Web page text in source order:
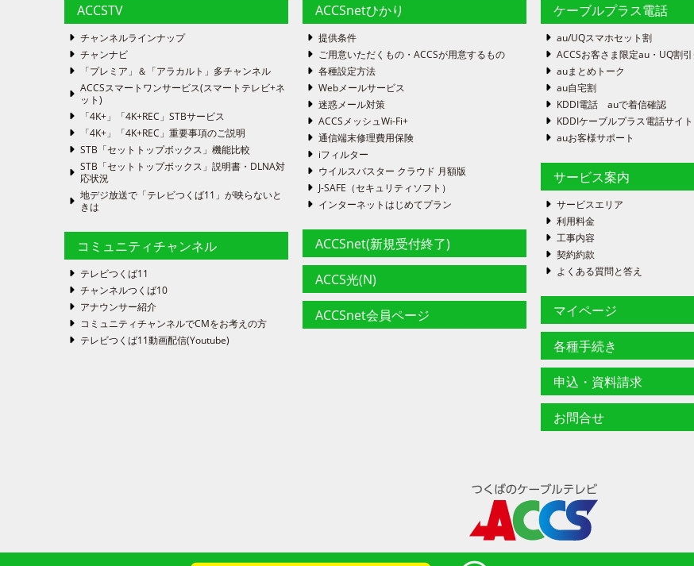
ACCSTV
チャンネルラインナップ
チャンナビ
「プレミア」＆「アラカルト」多チャンネル
ACCSスマートワンサービス(スマートテレビ+ネ
ット)
「4K+」「4K+REC」STBサービス
「4K+」「4K+REC」重要事項のご説明
STB「セットトップボックス」機能比較
STB「セットトップボックス」説明書・DLNA対
応状況
地デジ放送で「テレビつくば11」が映らないと
きは
コミュニティチャンネル
テレビつくば11
チャンネルつくば10
アナウンサー紹介
コミュニティチャンネルでCMをお考えの方
テレビつくば11動画配信(Youtube)
ACCSnetひかり
提供条件
ご用意いただくもの・ACCSが用意するもの
各種設定方法
Webメールサービス
迷惑メール対策
ACCSメッシュWi-Fi+
通信端末修理費用保険
iフィルター
ウイルスバスター クラウド 月額版
J-SAFE（セキュリティソフト）
インターネットはじめてプラン
ACCSnet(新規受付終了)
ACCS光(N)
ACCSnet会員ページ
ケーブルプラス電話
au/UQスマホセット割
ACCSお客さま限定au・UQ割
auまとめトーク
au自宅割
KDDI電話 auで着信確認
KDDIケーブルプラス電話サイト
auお客様サポート
サービス案内
サービスエリア
利用料金
工事内容
契約約款
よくある質問と答え
マイページ
各種手続き
申込・資料請求
お問合せ